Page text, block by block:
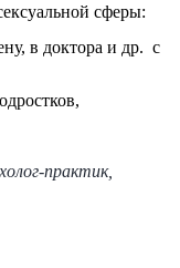
сферы:
в доктора и др. с
практик,